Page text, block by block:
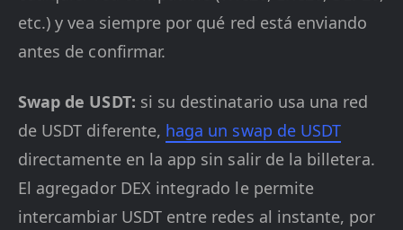
etc.) y vea siempre por qué red está enviando
antes de confirmar.
Swap de USDT: si su destinatario usa una red
de USDT diferente, haga un swap de USDT
directamente en la app sin salir de la billetera.
El agregador DEX integrado le permite
intercambiar USDT entre redes al instante, por